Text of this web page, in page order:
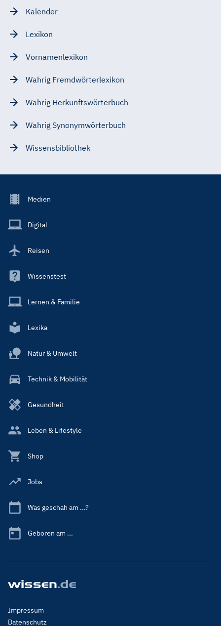
Kalender
Lexikon
Vornamenlexikon
Wahrig Fremdwörterlexikon
Wahrig Herkunftswörterbuch
Wahrig Synonymwörterbuch
Wissensbibliothek
Footer
Main
Medien
Digital
Reisen
Wissenstest
Lernen & Familie
Lexika
Natur & Umwelt
Technik & Mobilität
Gesundheit
Leben & Lifestyle
Shop
Jobs
Was geschah am ...?
Geboren am ...
Footer
Menu
Impressum
Datenschutz